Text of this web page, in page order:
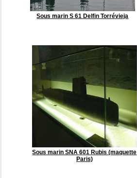
Sous marin S 61 Delfin Torrévieja
Sous marin SNA 601 Rubis (maquette
Paris)